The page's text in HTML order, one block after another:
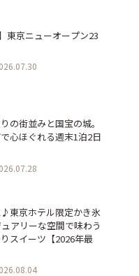
東京ニューオープン23
の街並みと国宝の城。
心ほぐれる週末1泊2日
東京ホテル限定かき氷
アリーな空間で味わう
スイーツ【2026年最